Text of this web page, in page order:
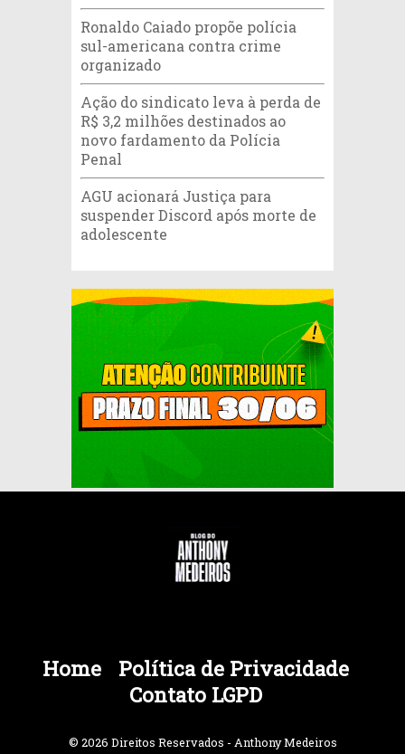
Ronaldo Caiado propõe polícia
sul-americana contra crime
organizado
Ação do sindicato leva à perda de
R$ 3,2 milhões destinados ao
novo fardamento da Polícia
Penal
AGU acionará Justiça para
suspender Discord após morte de
adolescente
Home
Política de Privacidade
Contato LGPD
© 2026 Direitos Reservados - Anthony Medeiros